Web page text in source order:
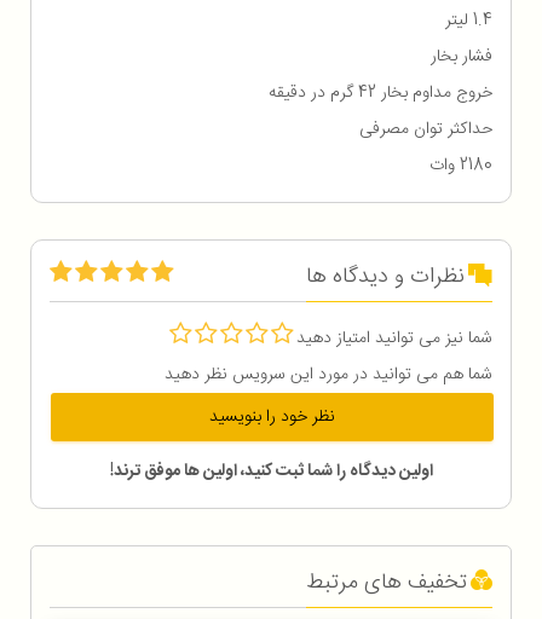
1.4 لیتر
فشار بخار
خروج مداوم بخار 42 گرم در دقیقه
حداکثر توان مصرفی
2180 وات
نظرات و دیدگاه ها
شما نیز می توانید امتیاز دهید
شما هم می توانید در مورد این سرویس نظر دهید
نظر خود را بنویسید
اولین دیدگاه را شما ثبت کنید، اولین ها موفق ترند!
تخفیف های مرتبط